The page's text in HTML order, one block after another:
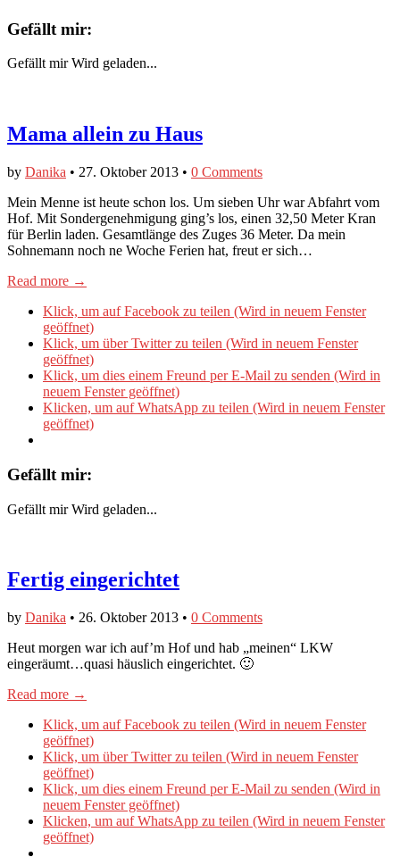
Gefällt mir:
Gefällt mir Wird geladen...
Mama allein zu Haus
by Danika • 27. Oktober 2013 • 0 Comments
Mein Menne ist heute schon los. Um sieben Uhr war Abfahrt vom
Hof. Mit Sondergenehmigung ging’s los, einen 32,50 Meter Kran
für Berlin laden. Gesamtlänge des Zuges 36 Meter. Da mein
Sohnemann noch ne Woche Ferien hat, freut er sich…
Read more →
Klick, um auf Facebook zu teilen (Wird in neuem Fenster
geöffnet)
Klick, um über Twitter zu teilen (Wird in neuem Fenster
geöffnet)
Klick, um dies einem Freund per E-Mail zu senden (Wird in
neuem Fenster geöffnet)
Klicken, um auf WhatsApp zu teilen (Wird in neuem Fenster
geöffnet)
Gefällt mir:
Gefällt mir Wird geladen...
Fertig eingerichtet
by Danika • 26. Oktober 2013 • 0 Comments
Heut morgen war ich auf’m Hof und hab „meinen“ LKW
eingeräumt…quasi häuslich eingerichtet. 🙂
Read more →
Klick, um auf Facebook zu teilen (Wird in neuem Fenster
geöffnet)
Klick, um über Twitter zu teilen (Wird in neuem Fenster
geöffnet)
Klick, um dies einem Freund per E-Mail zu senden (Wird in
neuem Fenster geöffnet)
Klicken, um auf WhatsApp zu teilen (Wird in neuem Fenster
geöffnet)